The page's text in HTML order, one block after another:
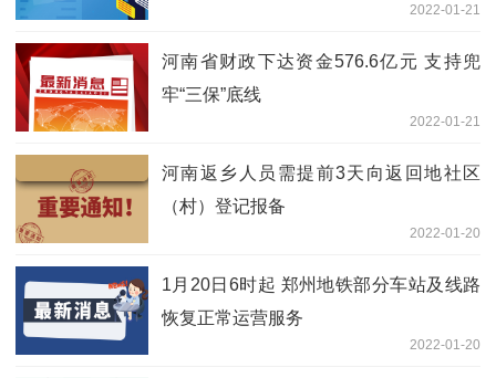
2022-01-21
河南省财政下达资金576.6亿元 支持兜
牢“三保”底线
2022-01-21
河南返乡人员需提前3天向返回地社区
（村）登记报备
2022-01-20
1月20日6时起 郑州地铁部分车站及线路
恢复正常运营服务
2022-01-20